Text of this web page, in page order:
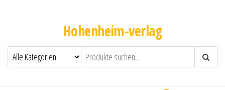
Hohenheim-verlag